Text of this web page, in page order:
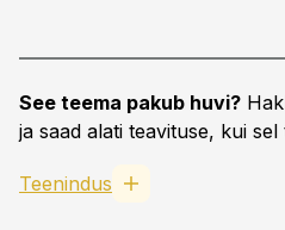
See teema pakub huvi?
ja saad alati teavituse, kui
Teenindus